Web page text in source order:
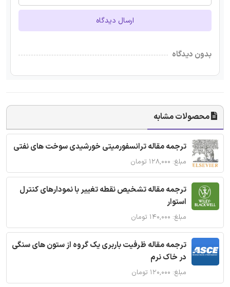
ارسال دیدگاه
بدون دیدگاه
محصولات مشابه
ترجمه مقاله ترانسفورمیتی خورشیدی سوخت های نفتی
مبلغ: ۱۲۸,۰۰۰ تومان
ترجمه مقاله تشخیص نقطه تغییر با نمودارهای کنترل
استوار
مبلغ: ۱۴۰,۰۰۰ تومان
ترجمه مقاله ظرفیت باربری یک گروه از ستون های سنگی
در خاک نرم
مبلغ: ۱۲۰,۰۰۰ تومان